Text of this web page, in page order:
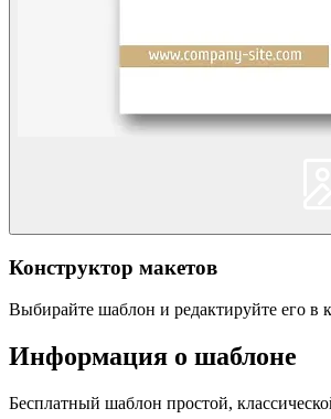
Конструктор макетов
Выбирайте шаблон и редактируйте его в
Информация о шаблоне
Бесплатный шаблон простой,